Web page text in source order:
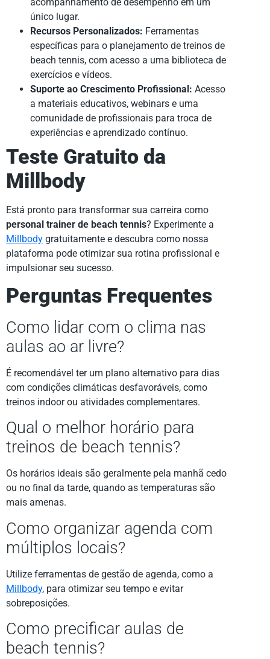
único lugar.
Recursos Personalizados: Ferramentas
específicas para o planejamento de treinos de
beach tennis, com acesso a uma biblioteca de
exercícios e vídeos.
Suporte ao Crescimento Profissional: Acesso
a materiais educativos, webinars e uma
comunidade de profissionais para troca de
experiências e aprendizado contínuo.
Teste Gratuito da
Millbody
Está pronto para transformar sua carreira como
personal trainer de beach tennis? Experimente a
Millbody gratuitamente e descubra como nossa
plataforma pode otimizar sua rotina profissional e
impulsionar seu sucesso.
Perguntas Frequentes
Como lidar com o clima nas
aulas ao ar livre?
É recomendável ter um plano alternativo para dias
com condições climáticas desfavoráveis, como
treinos indoor ou atividades complementares.
Qual o melhor horário para
treinos de beach tennis?
Os horários ideais são geralmente pela manhã cedo
ou no final da tarde, quando as temperaturas são
mais amenas.
Como organizar agenda com
múltiplos locais?
Utilize ferramentas de gestão de agenda, como a
Millbody, para otimizar seu tempo e evitar
sobreposições.
Como precificar aulas de
beach tennis?